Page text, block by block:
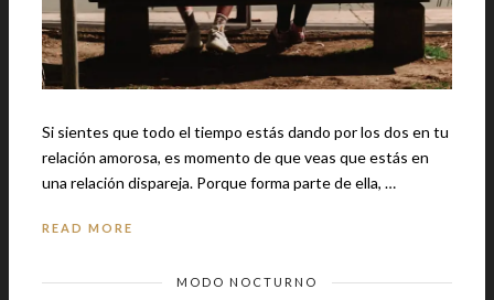
Si sientes que todo el tiempo estás dando por los dos en tu
relación amorosa, es momento de que veas que estás en
una relación dispareja. Porque forma parte de ella, …
READ MORE
MODO NOCTURNO